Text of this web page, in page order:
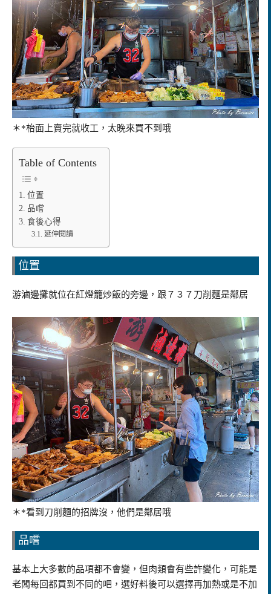
＊*枱面上賣完就收工，太晚來買不到哦
Table of Contents
位置
品嚐
食後心得
延伸閱讀
位置
游滷邊攤就位在紅燈籠炒飯的旁邊，跟７３７刀削麵是鄰居
＊*看到刀削麵的招牌沒，他們是鄰居哦
品嚐
基本上大多數的品項都不會變，但肉類會有些許變化，可能是
老闆每回都買到不同的吧，選好料後可以選擇再加熱或是不加